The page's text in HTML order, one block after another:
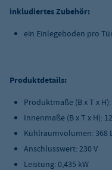
inkludiertes Zubehör:
ein Einlegeboden pro
Produktdetails:
Produktmaße (B x T x
Innenmaße (B x T x H):
Kühlraumvolumen: 368
Anschlusswert: 230 V
Leistung: 0,435 kW